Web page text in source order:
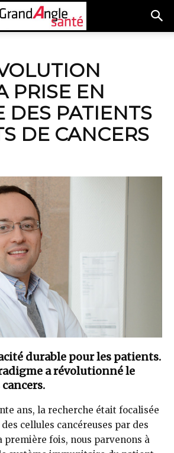
PRISE EN
DES PATIENTS
DE CANCERS
durable pour les patients.
a révolutionné le
ans, la recherche était focalisée
cellules cancéreuses par des
première fois, nous parvenons à